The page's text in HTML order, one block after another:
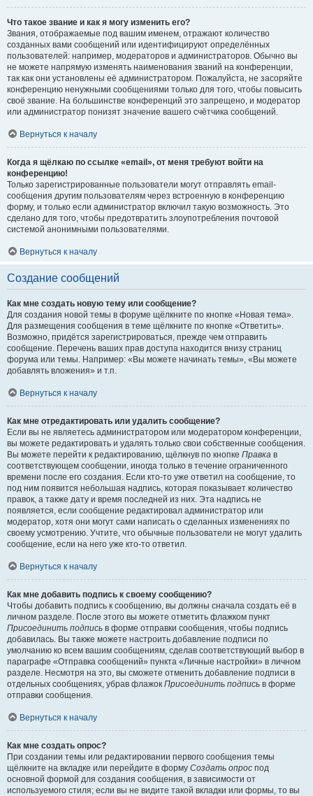
Что такое звание и как я могу изменить его?
Звания, отображаемые под вашим именем, отражают количество
созданных вами сообщений или идентифицируют определённых
пользователей: например, модераторов и администраторов. Обычно вы
не можете напрямую изменять наименования званий на конференции,
так как они установлены её администратором. Пожалуйста, не засоряйте
конференцию ненужными сообщениями только для того, чтобы повысить
своё звание. На большинстве конференций это запрещено, и модератор
или администратор понизят значение вашего счётчика сообщений.
Вернуться к началу
Когда я щёлкаю по ссылке «email», от меня требуют войти на
конференцию!
Только зарегистрированные пользователи могут отправлять email-
сообщения другим пользователям через встроенную в конференцию
форму, и только если администратор включил такую возможность. Это
сделано для того, чтобы предотвратить злоупотребления почтовой
системой анонимными пользователями.
Вернуться к началу
Создание сообщений
Как мне создать новую тему или сообщение?
Для создания новой темы в форуме щёлкните по кнопке «Новая тема».
Для размещения сообщения в теме щёлкните по кнопке «Ответить».
Возможно, придётся зарегистрироваться, прежде чем отправить
сообщение. Перечень ваших прав доступа находится внизу страниц
форума или темы. Например: «Вы можете начинать темы», «Вы можете
добавлять вложения» и т.п.
Вернуться к началу
Как мне отредактировать или удалить сообщение?
Если вы не являетесь администратором или модератором конференции,
вы можете редактировать и удалять только свои собственные сообщения.
Вы можете перейти к редактированию, щёлкнув по кнопке Правка в
соответствующем сообщении, иногда только в течение ограниченного
времени после его создания. Если кто-то уже ответил на сообщение, то
под ним появится небольшая надпись, которая показывает количество
правок, а также дату и время последней из них. Эта надпись не
появляется, если сообщение редактировал администратор или
модератор, хотя они могут сами написать о сделанных изменениях по
своему усмотрению. Учтите, что обычные пользователи не могут удалить
сообщение, если на него уже кто-то ответил.
Вернуться к началу
Как мне добавить подпись к своему сообщению?
Чтобы добавить подпись к сообщению, вы должны сначала создать её в
личном разделе. После этого вы можете отметить флажком пункт
Присоединить подпись в форме отправки сообщения, чтобы подпись
добавилась. Вы также можете настроить добавление подписи по
умолчанию ко всем вашим сообщениям, сделав соответствующий выбор в
параграфе «Отправка сообщений» пункта «Личные настройки» в личном
разделе. Несмотря на это, вы сможете отменить добавление подписи в
отдельных сообщениях, убрав флажок Присоединить подпись в форме
отправки сообщения.
Вернуться к началу
Как мне создать опрос?
При создании темы или редактировании первого сообщения темы
щёлкните на вкладке или перейдите в форму Создать опрос под
основной формой для создания сообщения, в зависимости от
используемого стиля; если вы не видите такой вкладки или формы, то вы